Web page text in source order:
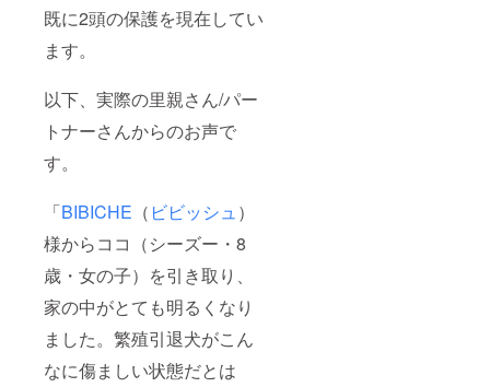
既に2頭の保護を現在してい
ます。
以下、実際の里親さん/パー
トナーさんからのお声で
す。
「BIBICHE （ ビビッシュ）
様からココ（シーズー・8
歳・女の子）を引き取り、
家の中がとても明るくなり
ました。繁殖引退犬がこん
なに傷ましい状態だとは